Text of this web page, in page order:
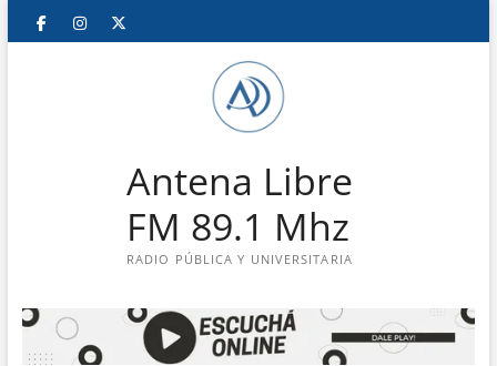
Saltar
FacebookInstagram
Antena Libre
FM 89.1 Mhz
RADIO PÚBLICA Y UNIVERSITARIA